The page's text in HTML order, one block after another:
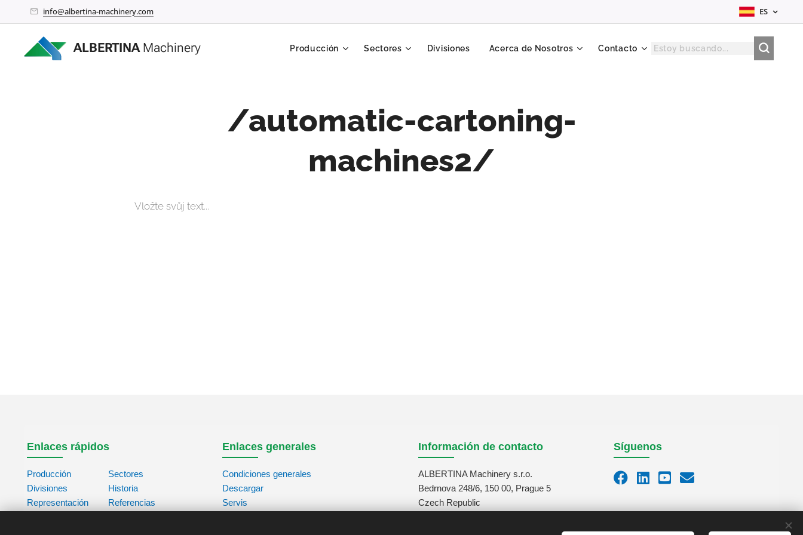
info@albertina-machinery.com ES
ALBERTINA Machinery Producción Sectores Divisiones Acerca de Nosotros Contacto
/automatic-cartoning-
machines2/
Vložte svůj text...
Enlaces rápidos
Producción
Sectores
Divisiones
Historia
Representación
Referencias
Enlaces generales
Condiciones generales
Descargar
Servis
Información de contacto
ALBERTINA Machinery s.r.o.
Bedrnova 248/6, 150 00, Prague 5
Czech Republic
Síguenos